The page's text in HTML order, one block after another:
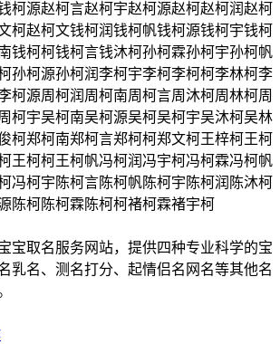
柯源赵柯言赵柯宇赵柯源赵柯赵柯润赵柯
柯赵柯文钱柯润钱柯帆钱柯源钱柯宇钱柯
钱柯柯钱柯言钱沐柯孙柯霖孙柯宇孙柯帆
孙柯源孙柯润李柯宇李柯李柯柯李林柯李
柯源周柯润 周柯南周柯言周沐柯周林柯周
柯宇吴柯南吴柯源吴柯吴柯宇吴沐柯吴林
柯郑柯南郑柯言郑柯柯郑文柯王梓柯王柯
王柯柯王柯帆冯柯润 冯宇柯冯柯霖冯柯帆
冯柯宇 陈柯言陈柯帆陈柯宇 陈柯润 陈沐柯
陈柯 陈柯霖 陈柯柯褚柯霖褚宇柯
宝取名服务网站，提供四种专业科学的宝
乳名、测名打分、起情侣名网名等其他名